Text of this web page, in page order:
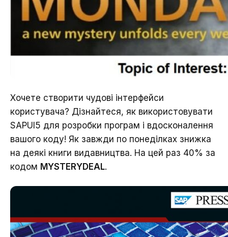
Хочете створити чудові інтерфейси
користувача? Дізнайтеся, як використовувати
SAPUI5 для розробки програм і вдосконалення
вашого коду! Як завжди по понеділках знижка
на деякі книги видавництва. На цей раз 40% за
кодом MYSTERYDEAL.